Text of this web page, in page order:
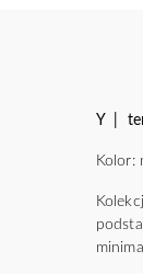
Y |
Kolor: